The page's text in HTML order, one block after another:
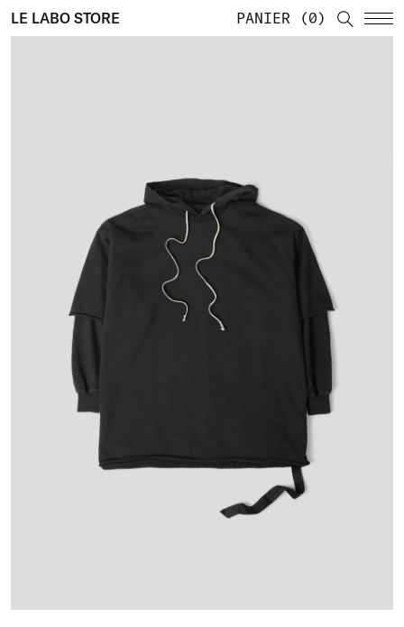
LE LABO STORE PANIER 0